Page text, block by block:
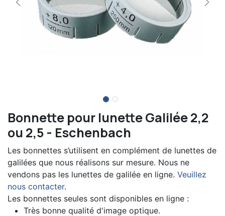
Bonnette pour lunette Galilée 2,2
ou 2,5 - Eschenbach
Les bonnettes s’utilisent en complément de lunettes de
galilées que nous réalisons sur mesure. Nous ne
vendons pas les lunettes de galilée en ligne. Veuillez
nous contacter.
Les bonnettes seules sont disponibles en ligne :
Très bonne qualité d'image optique.